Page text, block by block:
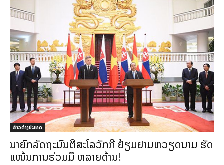
ຂ່າວຕ່າງປະເທດ
ນາຍົກລັດຖະມົນຕີສະໂລວັກກີ ຢ້ຽມຢາມຫວຽດນາມ ຮັດ
ແໜ້ນການຮ່ວມມື ຫລາຍດ້ານ!